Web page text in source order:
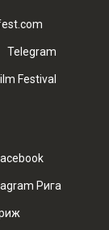
Telegram
Festival
Рига